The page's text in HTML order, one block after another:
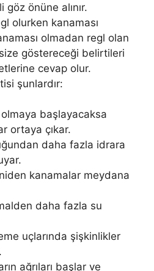
göz önüne alınır.
olurken kanaması
olmadan regl olan
göstereceği belirtileri
cevap olur.
şunlardır:
başlayacaksa
ortaya çıkar.
daha fazla idrara
kanamalar meydana
daha fazla su
uçlarında şişkinlikler
ağrıları başlar ve